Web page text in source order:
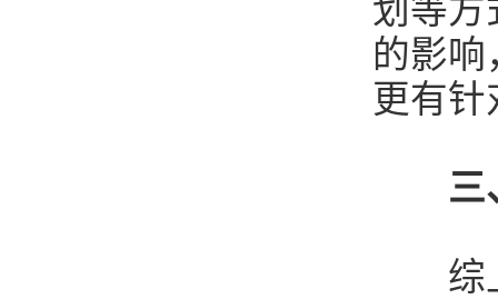
划等方
的影
更有
三
综上